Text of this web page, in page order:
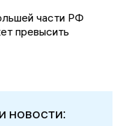
части РФ
превысить
новости: